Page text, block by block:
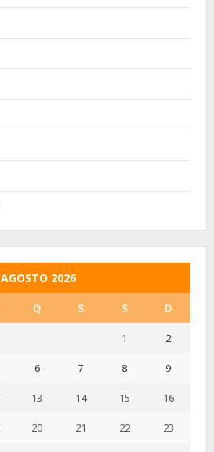
AGOSTO 2026
Q S S D
1 2
6 7 8 9
13 14 15 16
20 21 22 23